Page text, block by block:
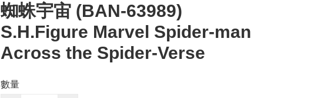
蜘蛛宇宙 (BAN-63989)
S.H.Figure Marvel Spider-man
Across the Spider-Verse
數量